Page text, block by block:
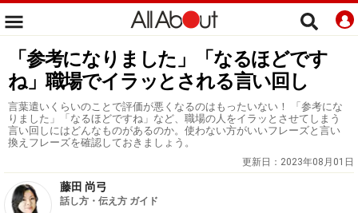
「参考になりました」「なるほどです
ね」職場でイラッとされる言い回し
言葉遣いくらいのことで評価が悪くなるのはもったいない！ 「参考にな
りました」「なるほどですね」など、職場の人をイラッとさせてしまう
言い回しにはどんなものがあるのか。使わない方がいいフレーズと言い
換えフレーズを確認しておきましょう。
更新日： 2023年08月01日
藤田 尚弓
話し方・伝え方 ガイド